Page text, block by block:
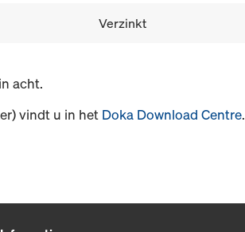
Verzinkt
in acht.
vindt u in het Doka Download Centre.